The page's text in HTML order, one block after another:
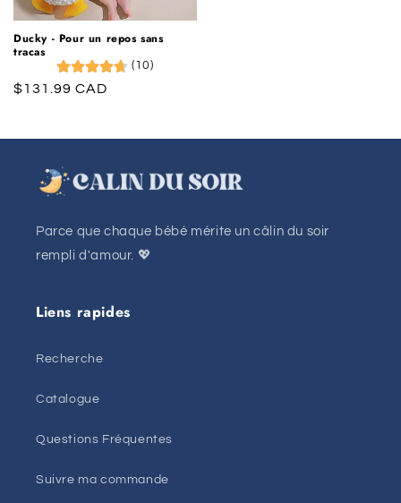
Ducky - Pour un repos sans
tracas
(10)
Prix
$131.99 CAD
Parce que chaque bébé mérite un câlin du soir
rempli d'amour. 💖
Liens rapides
Recherche
Catalogue
Questions Fréquentes
Suivre ma commande